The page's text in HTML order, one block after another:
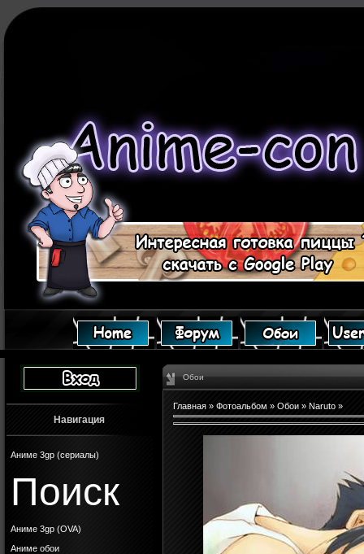
Навигация
Аниме 3gp (сериалы)
Поиск
Аниме 3gp (OVA)
Аниме обои
Обои
Главная » Фотоальбом » Обои » Naruto »